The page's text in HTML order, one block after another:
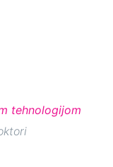
tehnologijom